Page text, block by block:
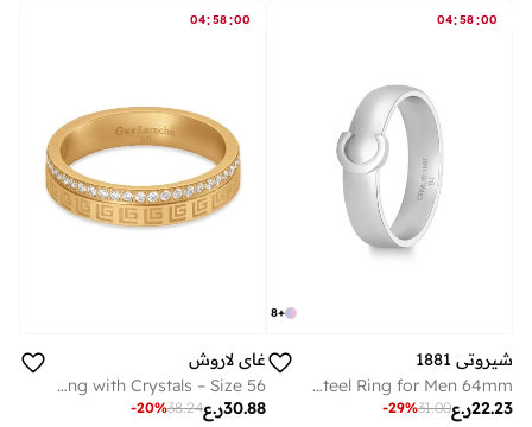
04:58:00
+
8
شيروتي 1881
Luigi Stainless Steel Ring for Men 64mm
ر.ع22.23
31.00
-29%
04:58:00
غاي لاروش
Audrey Gold-Plated Ring with Crystals – Size 56
ر.ع30.88
38.24
-20%